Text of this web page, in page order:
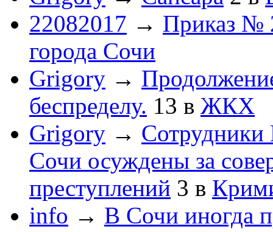
22082017 → Приказ №
города Сочи
Grigory →
беспределу. 13 в ЖКХ
Grigory →
Сочи осуждены за
преступлений 3 в
info → В Сочи иногда